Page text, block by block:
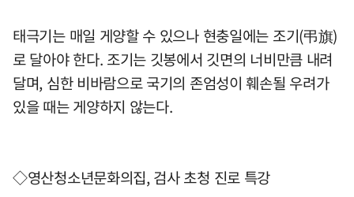
태극기는 매일 게양할 수 있으나 현충일에는 조기(弔旗)
로 달아야 한다. 조기는 깃봉에서 깃면의 너비만큼 내려
달며, 심한 비바람으로 국기의 존엄성이 훼손될 우려가
있을 때는 게양하지 않는다.
◇영산청소년문화의집, 검사 초청 진로 특강